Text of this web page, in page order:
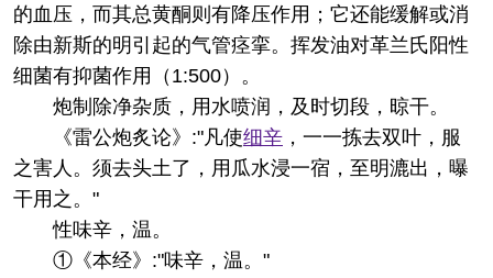
的血压，而其总黄酮则有降压作用；它还能缓解或消
除由新斯的明引起的气管痉挛。挥发油对革兰氏阳性
细菌有抑菌作用（1:500）。
炮制 除净杂质，用水喷润，及时切段，晾干。
《雷公炮炙论》:"凡使细辛 ，一一拣去双叶，服
之害人。须去头土了，用瓜水浸一宿，至明漉出，曝
干用之。"
性味辛，温。
①《本经》:"味辛，温。"